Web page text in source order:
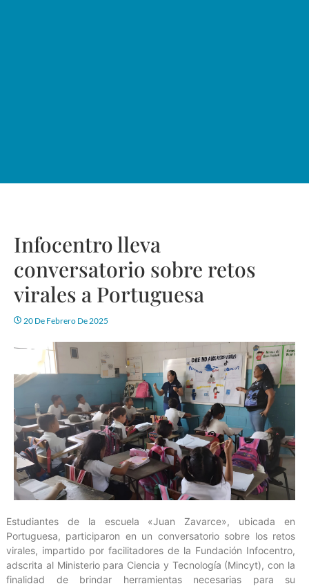
Infocentro lleva
conversatorio sobre retos
virales a Portuguesa
20 De Febrero De 2025
Estudiantes de la escuela «Juan Zavarce», ubicada en
Portuguesa, participaron en un conversatorio sobre los retos
virales, impartido por facilitadores de la Fundación Infocentro,
adscrita al Ministerio para Ciencia y Tecnología (Mincyt), con la
finalidad de brindar herramientas necesarias para su